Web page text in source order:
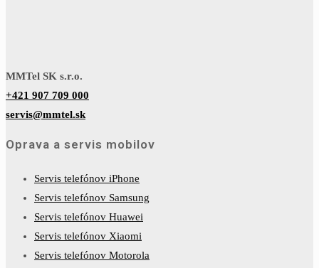
MMTel SK s.r.o.
+421 907 709 000
servis@mmtel.sk
Oprava a servis mobilov
Servis telefónov iPhone
Servis telefónov Samsung
Servis telefónov Huawei
Servis telefónov Xiaomi
Servis telefónov Motorola